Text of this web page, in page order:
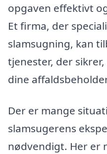
opgaven effektivt
Et firma, der
slamsugning, kan
tjenester, der
dine
Der er mange
slamsugerens
nødvendigt. Her er